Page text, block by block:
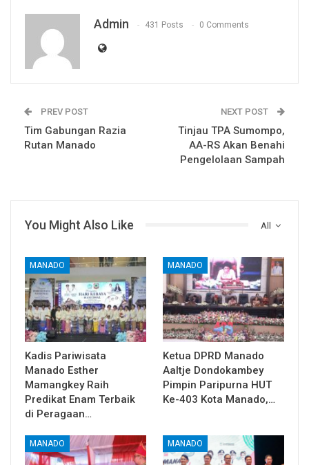
Admin 431 Posts 0 Comments
PREV POST
Tim Gabungan Razia
Rutan Manado
NEXT POST
Tinjau TPA Sumompo,
AA-RS Akan Benahi
Pengelolaan Sampah
All
You Might Also Like
MANADO
Kadis Pariwisata
Manado Esther
Mamangkey Raih
Predikat Enam Terbaik
di Peragaan…
MANADO
Ketua DPRD Manado
Aaltje Dondokambey
Pimpin Paripurna HUT
Ke-403 Kota Manado,…
MANADO MANADO